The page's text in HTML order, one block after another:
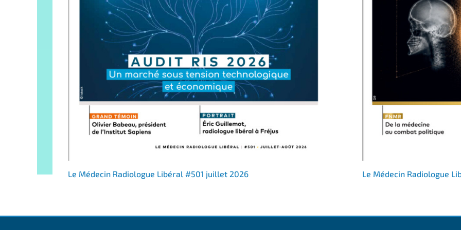
Le Médecin Radiologue Libéral #501 juillet 2026 Le Médecin Radiologue